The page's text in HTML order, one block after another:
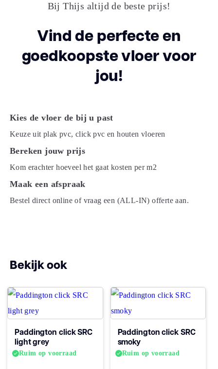
Aantal per pak 8
0.55
V groef Micro bevel 4V
Dessin overall structuur
Gebruiksklasse
geschikt
Type click Click
Garantie
Woongebruik
Levenslang
Bij Thijs altijd de beste prijs!
Vind de perfecte en
goedkoopste vloer voor
jou!
Kies de vloer de bij u past
Keuze uit plak pvc, click pvc en houten vloeren
Bereken jouw prijs
Kom erachter hoeveel het gaat kosten per m2
Maak een afspraak
Bestel direct online of vraag een (ALL-IN) offerte aan.
Bekijk ook
Paddington click SRC
light grey
Ruim op voorraad
Paddington click SRC
smoky
Ruim op voorraad